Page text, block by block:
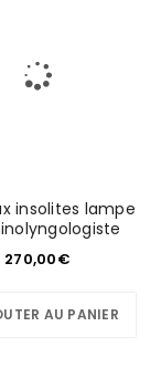
insolites lampe
270,00€
AU PANIER